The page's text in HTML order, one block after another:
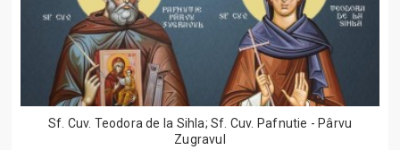
Sf. Cuv. Teodora de la Sihla; Sf. Cuv. Pafnutie - Pârvu
Zugravul